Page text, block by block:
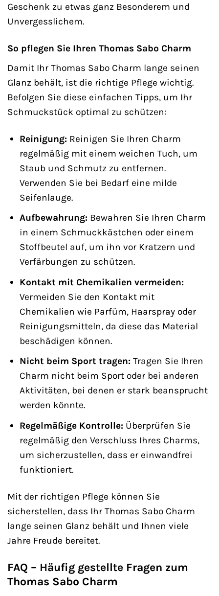
Geschenk zu etwas ganz Besonderem und
Unvergesslichem.
So pflegen Sie Ihren Thomas Sabo Charm
Damit Ihr Thomas Sabo Charm lange seinen
Glanz behält, ist die richtige Pflege wichtig.
Befolgen Sie diese einfachen Tipps, um Ihr
Schmuckstück optimal zu schützen:
Reinigung:Reinigen Sie Ihren Charm
regelmäßig mit einem weichen Tuch, um
Staub und Schmutz zu entfernen.
Verwenden Sie bei Bedarf eine milde
Seifenlauge.
Aufbewahrung:Bewahren Sie Ihren Charm
in einem Schmuckkästchen oder einem
Stoffbeutel auf, um ihn vor Kratzern und
Verfärbungen zu schützen.
Kontakt mit Chemikalien vermeiden:
Vermeiden Sie den Kontakt mit
Chemikalien wie Parfüm, Haarspray oder
Reinigungsmitteln, da diese das Material
beschädigen können.
Nicht beim Sport tragen:Tragen Sie Ihren
Charm nicht beim Sport oder bei anderen
Aktivitäten, bei denen er stark beansprucht
werden könnte.
Regelmäßige Kontrolle:Überprüfen Sie
regelmäßig den Verschluss Ihres Charms,
um sicherzustellen, dass er einwandfrei
funktioniert.
Mit der richtigen Pflege können Sie
sicherstellen, dass Ihr Thomas Sabo Charm
lange seinen Glanz behält und Ihnen viele
Jahre Freude bereitet.
FAQ – Häufig gestellte Fragen zum
Thomas Sabo Charm